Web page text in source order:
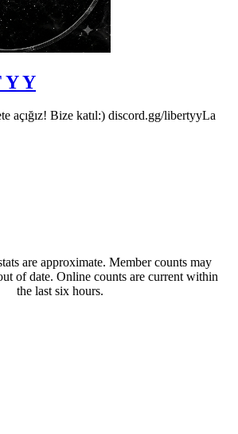
Y Y
açığız! Bize katıl:) discord.gg/libertyyLa
are approximate. Member counts may
of date. Online counts are current within
the last six hours.